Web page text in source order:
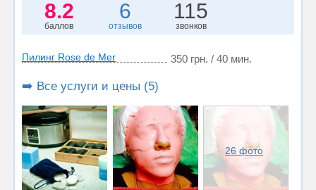
8.2
баллов
6
отзывов
115
звонков
Пилинг Rose de Mer 350 грн. / 40 мин.
➡️ Все услуги и цены (5)
26 фото